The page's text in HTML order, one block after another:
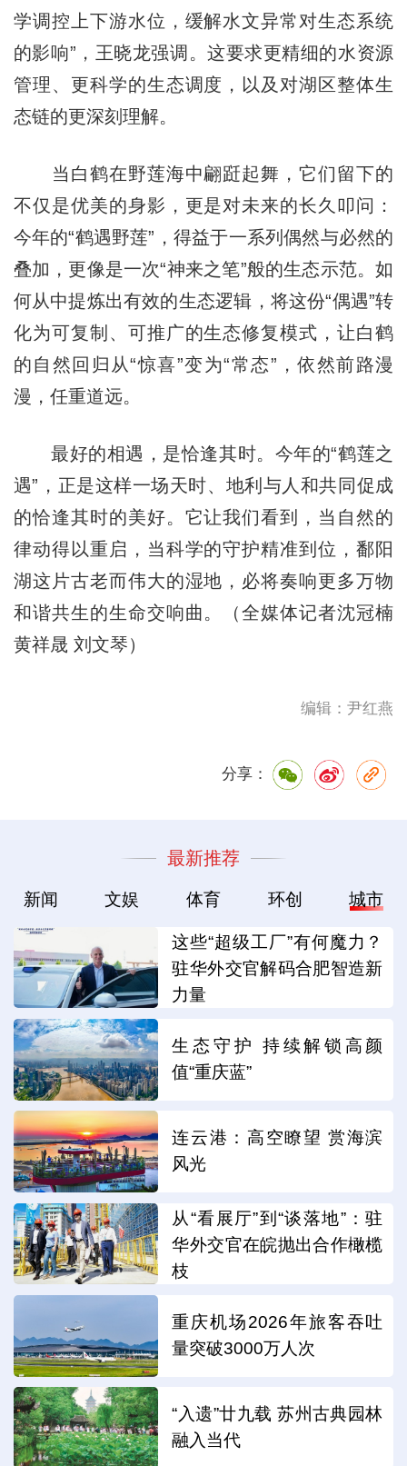
学调控上下游水位，缓解水文异常对生态系统
的影响”，王晓龙强调。这要求更精细的水资源
管理、更科学的生态调度，以及对湖区整体生
态链的更深刻理解。
当白鹤在野莲海中翩跹起舞，它们留下的
不仅是优美的身影，更是对未来的长久叩问：
今年的“鹤遇野莲”，得益于一系列偶然与必然的
叠加，更像是一次“神来之笔”般的生态示范。如
何从中提炼出有效的生态逻辑，将这份“偶遇”转
化为可复制、可推广的生态修复模式，让白鹤
的自然回归从“惊喜”变为“常态”，依然前路漫
漫，任重道远。
最好的相遇，是恰逢其时。今年的“鹤莲之
遇”，正是这样一场天时、地利与人和共同促成
的恰逢其时的美好。它让我们看到，当自然的
律动得以重启，当科学的守护精准到位，鄱阳
湖这片古老而伟大的湿地，必将奏响更多万物
和谐共生的生命交响曲。（全媒体记者沈冠楠
黄祥晟 刘文琴）
编辑：尹红燕
分享：
最新推荐
新闻 文娱 体育 环创 城市
这些“超级工厂”有何魔力？
驻华外交官解码合肥智造新
力量
生态守护 持续解锁高颜
值“重庆蓝”
连云港：高空瞭望 赏海滨
风光
从“看展厅”到“谈落地”：驻
华外交官在皖抛出合作橄榄
枝
重庆机场2026年旅客吞吐
量突破3000万人次
“入遗”廿九载 苏州古典园林
融入当代